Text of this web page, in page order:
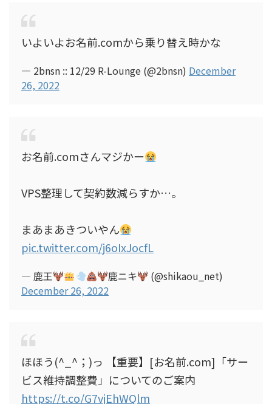
いよいよお名前.comから乗り替え時かな
— 2bnsn :: 12/29 R-Lounge (@2bnsn) December
26, 2022
お名前.comさんマジかー
VPS整理して契約数減らすか…。
まあまあきついやん
pic.twitter.com/j6oIxJocfL
— 鹿王 鹿ニキ
(@shikaou_net)
December 26, 2022
ほほう(^_^；)っ 【重要】[お名前.com]「サー
ビス維持調整費」についてのご案内
https://t.co/G7vjEhWQlm